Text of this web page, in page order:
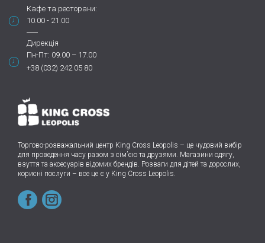
Кафе та ресторани:
10.00 - 21.00
Дирекція
Пн-Пт: 09.00 – 17.00
+38 (032) 242 05 80
Торгово-розважальний центр King Cross Leopolis – це чудовий вибір
для проведення часу разом з сім’єю та друзями. Магазини одягу,
взуття та аксесуарів відомих брендів. Розваги для дітей та дорослих,
корисні послуги – все це є у King Cross Leopolis.